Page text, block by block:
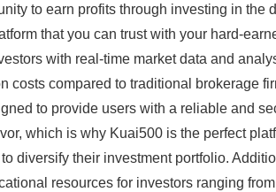
to earn profits through investing in the
that you can trust with your hard-
with real-time market data and
compared to traditional brokerage
to provide users with a reliable and
which is why Kuai500 is the perfect
diversify their investment portfolio.
resources for investors ranging